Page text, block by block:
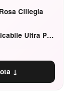
Ciliegia
Hourglass Confession Ricaricabile Ultra Preciso Ad Alta Intensità Secretly Classic Red
↓